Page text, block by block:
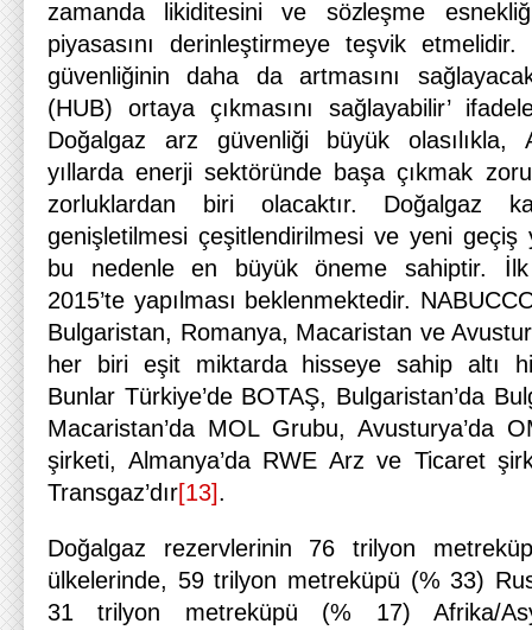
zamanda likiditesini ve sözleşme
piyasasını derinleştirmeye teşvik
güvenliğinin daha da artmasını
(HUB) ortaya çıkmasını sağlayabilir’
Doğalgaz arz güvenliği büyük olasılıkla,
yıllarda enerji sektöründe başa çıkmak
zorluklardan biri olacaktır. Doğalgaz
genişletilmesi çeşitlendirilmesi ve yeni geçiş
bu nedenle en büyük öneme sahiptir. İlk
2015’te yapılması beklenmektedir.
Bulgaristan, Romanya, Macaristan ve
her biri eşit miktarda hisseye sahip altı
Bunlar Türkiye’de BOTAŞ, Bulgaristan’da
Macaristan’da MOL Grubu, Avusturya’da
şirketi, Almanya’da RWE Arz ve Ticaret
Transgaz’dır[13].
Doğalgaz rezervlerinin 76 trilyon
ülkelerinde, 59 trilyon metreküpü (% 33)
31 trilyon metreküpü (% 17) Afrika/